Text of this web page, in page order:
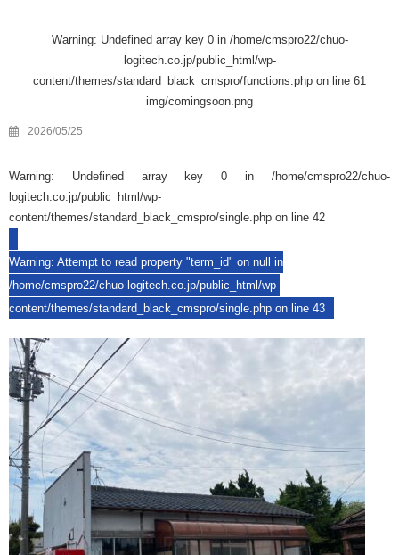
Warning: Undefined array key 0 in /home/cmspro22/chuo-
logitech.co.jp/public_html/wp-
content/themes/standard_black_cmspro/functions.php on line 61
img/comingsoon.png
2026/05/25
Warning: Undefined array key 0 in /home/cmspro22/chuo-
logitech.co.jp/public_html/wp-
content/themes/standard_black_cmspro/single.php on line 42
Warning: Attempt to read property "term_id" on null in
/home/cmspro22/chuo-logitech.co.jp/public_html/wp-
content/themes/standard_black_cmspro/single.php on line 43